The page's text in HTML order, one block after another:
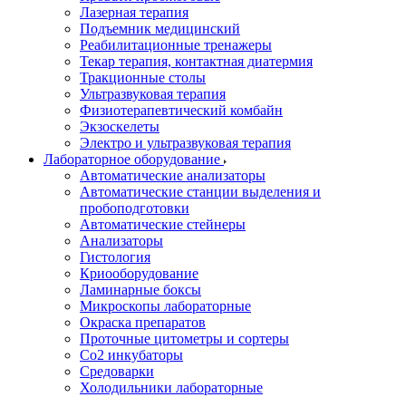
Лазерная терапия
Подъемник медицинский
Реабилитационные тренажеры
Текар терапия, контактная диатермия
Тракционные столы
Ультразвуковая терапия
Физиотерапевтический комбайн
Экзоскелеты
Электро и ультразвуковая терапия
Лабораторное оборудование
Автоматические анализаторы
Автоматические станции выделения и
пробоподготовки
Автоматические стейнеры
Анализаторы
Гистология
Криооборудование
Ламинарные боксы
Микроскопы лабораторные
Окраска препаратов
Проточные цитометры и сортеры
Со2 инкубаторы
Средоварки
Холодильники лабораторные